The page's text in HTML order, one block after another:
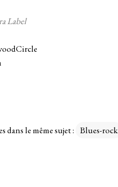
Label
dans le même sujet : Blues-rock